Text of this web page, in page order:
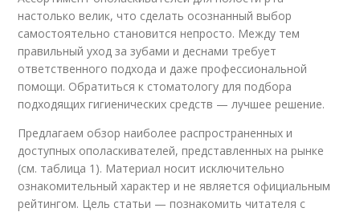
настолько велик, что сделать осознанный выбор
самостоятельно становится непросто. Между тем
правильный уход за зубами и деснами требует
ответственного подхода и даже профессиональной
помощи. Обратиться к стоматологу для подбора
подходящих гигиенических средств — лучшее решение.
Предлагаем обзор наиболее распространенных и
доступных ополаскивателей, представленных на рынке
(см. таблица 1). Материал носит исключительно
ознакомительный характер и не является официальным
рейтингом. Цель статьи — познакомить читателя с